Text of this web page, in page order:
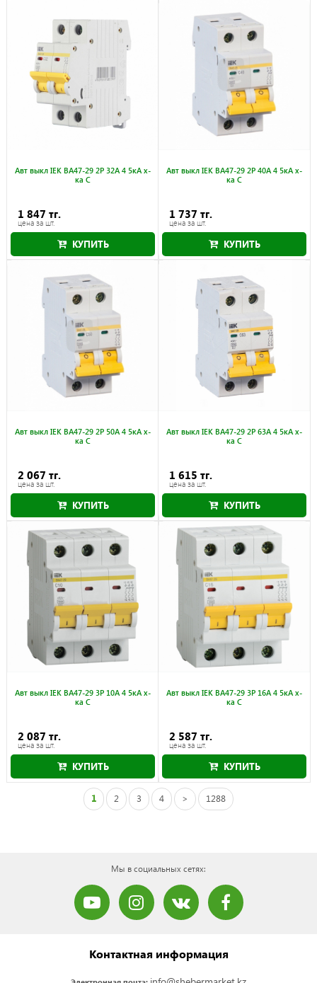
Авт выкл IEK ВА47-29 2Р 32А 4 5кА х-
ка С
1 847 тг.
цена за шт.
КУПИТЬ
Авт выкл IEK ВА47-29 2Р 40А 4 5кА х-
ка С
1 737 тг.
цена за шт.
КУПИТЬ
Авт выкл IEK ВА47-29 2Р 50А 4 5кА х-
ка С
2 067 тг.
цена за шт.
КУПИТЬ
Авт выкл IEK ВА47-29 2Р 63А 4 5кА х-
ка С
1 615 тг.
цена за шт.
КУПИТЬ
Авт выкл IEK ВА47-29 3Р 10А 4 5кА х-
ка С
2 087 тг.
цена за шт.
КУПИТЬ
Авт выкл IEK ВА47-29 3Р 16А 4 5кА х-
ка С
2 587 тг.
цена за шт.
КУПИТЬ
1 2 3 4 > 1288
Мы в социальных сетях:
Контактная информация